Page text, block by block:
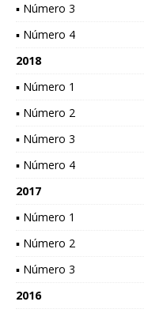
▪ Número 3
▪ Número 4
2018
▪ Número 1
▪ Número 2
▪ Número 3
▪ Número 4
2017
▪ Número 1
▪ Número 2
▪ Número 3
2016